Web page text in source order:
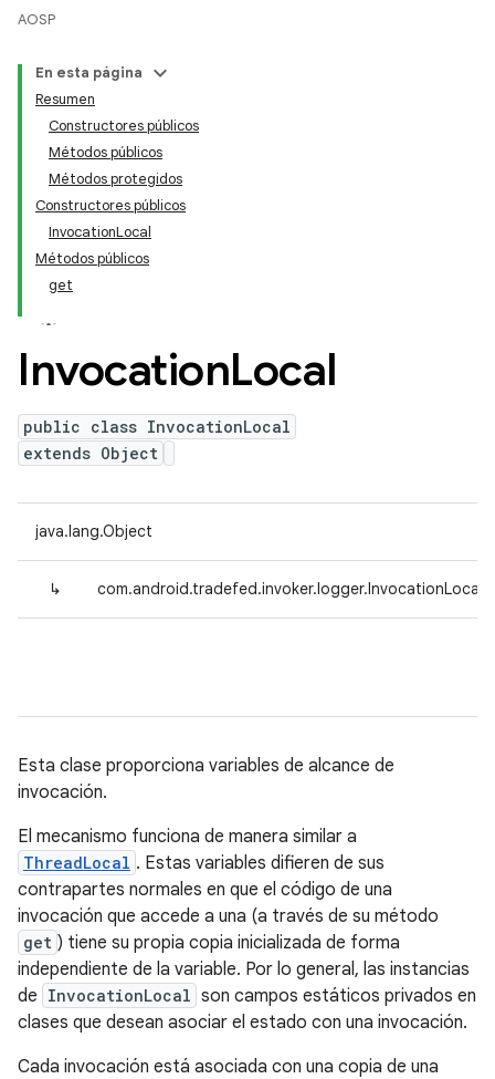
AOSP
En esta página
Resumen
Constructores públicos
Métodos públicos
Métodos protegidos
Constructores públicos
InvocationLocal
Métodos públicos
get
InvocationLocal
public class InvocationLocal
extends Object
java.lang.Object
↳
Esta clase proporciona variables de alcance de
invocación.
El mecanismo funciona de manera similar a
ThreadLocal . Estas variables difieren de sus
contrapartes normales en que el código de una
invocación que accede a una (a través de su método
get ) tiene su propia copia inicializada de forma
independiente de la variable. Por lo general, las instancias
de InvocationLocal son campos estáticos privados en
clases que desean asociar el estado con una invocación.
Cada invocación está asociada con una copia de una